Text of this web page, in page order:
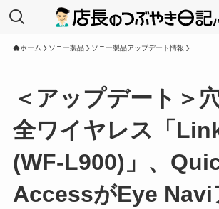
ホーム ソニー製品 ソニー製品アップデート情報
＜アップデート＞
全ワイヤレス「
(WF-L900)」、
AccessがEye Navi